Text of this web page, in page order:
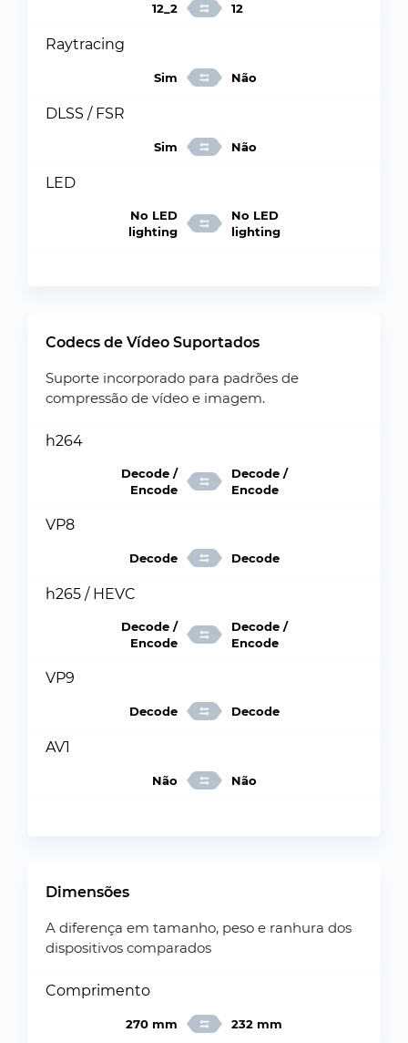
12_2 12
Raytracing
Sim Não
DLSS / FSR
Sim Não
LED
No LED
lighting
No LED
lighting
Codecs de Vídeo Suportados
Suporte incorporado para padrões de
compressão de vídeo e imagem.
h264
Decode /
Encode
Decode /
Encode
VP8
Decode Decode
h265 / HEVC
Decode /
Encode
Decode /
Encode
VP9
Decode Decode
AV1
Não Não
Dimensões
A diferença em tamanho, peso e ranhura dos
dispositivos comparados
Comprimento
270 mm 232 mm